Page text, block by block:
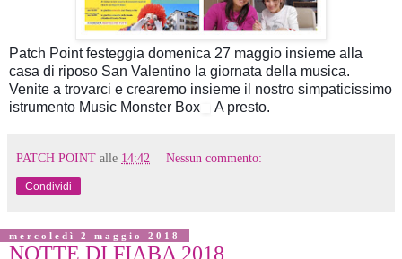
Patch Point festeggia domenica 27 maggio insieme alla
casa di riposo San Valentino la giornata della musica.
Venite a trovarci e crearemo insieme il nostro simpaticissimo
istrumento Music Monster Box
🎶
A presto.
PATCH POINT alle 14:42 Nessun commento:
Condividi
mercoledì 2 maggio 2018
NOTTE DI FIABA 2018